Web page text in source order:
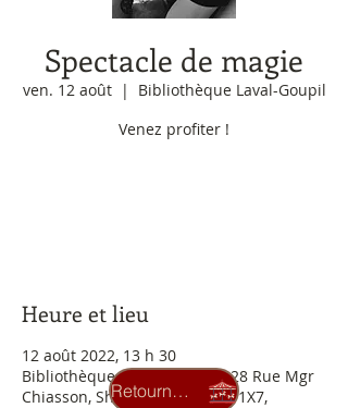
Spectacle de magie
ven. 12 août
  |
Bibliothèque Laval-Goupil
Venez profiter !
Heure et lieu
12 août 2022, 13 h 30
Bibliothèque Laval-Goupil , 128 Rue Mgr
Chiasson, Shippagan, NB E8S 1X7,
Retourner au carrousel